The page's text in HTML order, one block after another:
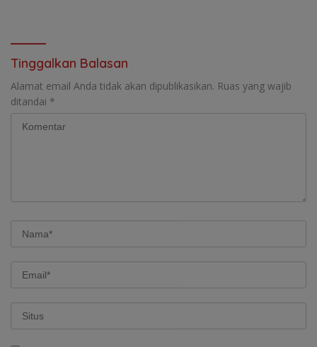
Tinggalkan Balasan
Alamat email Anda tidak akan dipublikasikan. Ruas yang wajib
ditandai *